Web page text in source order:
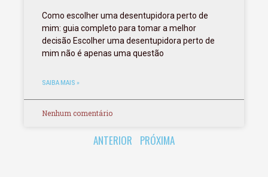
Como escolher uma desentupidora perto de
mim: guia completo para tomar a melhor
decisão Escolher uma desentupidora perto de
mim não é apenas uma questão
SAIBA MAIS »
Nenhum comentário
ANTERIOR PRÓXIMA